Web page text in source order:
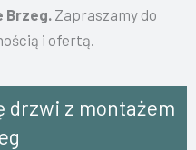
Brzeg. Zapraszamy do
i ofertą.
drzwi z montażem